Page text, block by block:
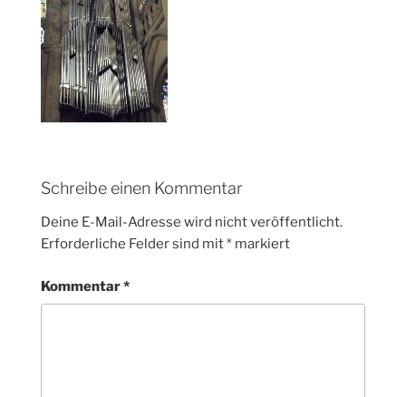
Schreibe einen Kommentar
Deine E-Mail-Adresse wird nicht veröffentlicht.
Erforderliche Felder sind mit* markiert
Kommentar*